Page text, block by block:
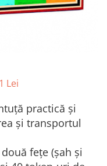
Lei
practică și
și transportul
fețe (șah și